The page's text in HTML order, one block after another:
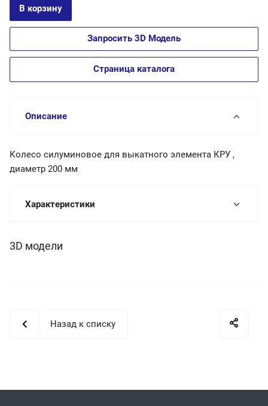
В корзину
Запросить 3D Модель
Страница каталога
Описание
Колесо силуминовое для выкатного элемента КРУ ,
диаметр 200 мм
Характеристики
3D модели
Назад к списку